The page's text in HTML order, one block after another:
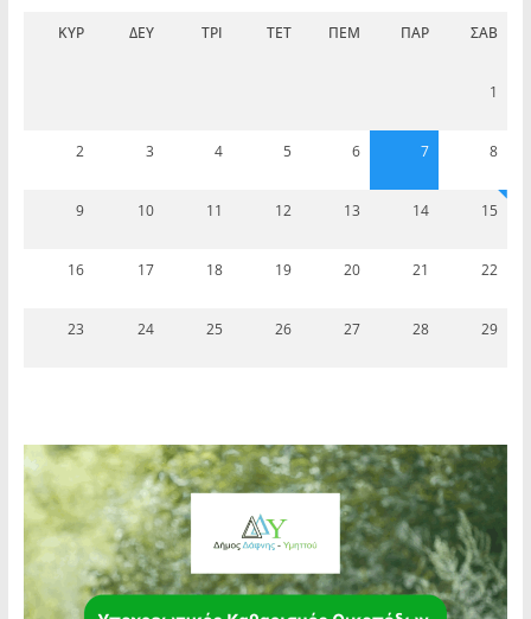
ΚΥΡ ΔΕΥ ΤΡΊ ΤΕΤ ΠΈΜ ΠΑΡ ΣΆΒ
1
2 3 4 5 6 7 8
9 10 11 12 13 14 15
16 17 18 19 20 21 22
23 24 25 26 27 28 29